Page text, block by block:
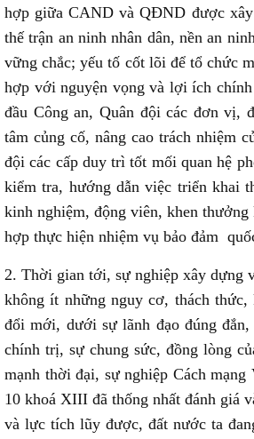
hợp giữa CAND và QĐND được
thế trận an ninh nhân dân, nền an
vững chắc; yếu tố cốt lõi để tổ chức
hợp với nguyện vọng và lợi ích
đầu Công an, Quân đội các đơn vị,
tâm củng cố, nâng cao trách nhiệm
đội các cấp duy trì tốt mối quan hệ
kiểm tra, hướng dẫn việc triển khai
kinh nghiệm, động viên, khen
hợp thực hiện nhiệm vụ bảo đảm
2. Thời gian tới, sự nghiệp xây dựng
không ít những nguy cơ, thách thức,
đổi mới, dưới sự lãnh đạo đúng
chính trị, sự chung sức, đồng lòng
mạnh thời đại, sự nghiệp Cách
10 khoá XIII đã thống nhất đánh giá
và lực tích lũy được, đất nước ta